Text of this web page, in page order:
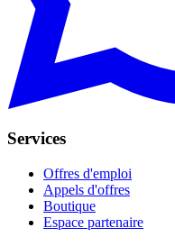
Services
Offres d'emploi
Appels d'offres
Boutique
Espace partenaire